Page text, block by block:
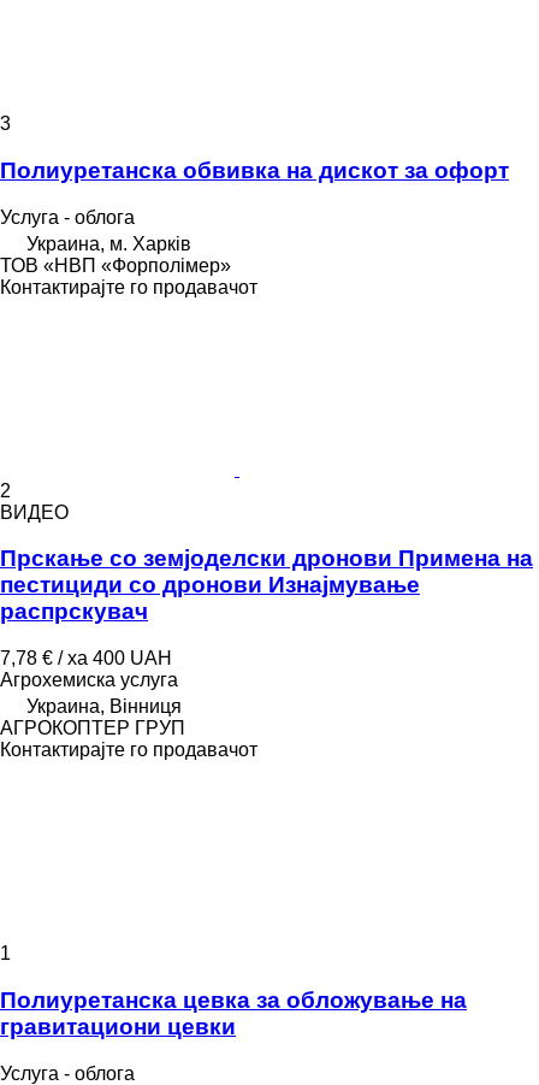
3
Полиуретанска обвивка на дискот за офорт
Услуга - облога
Украина, м. Харків
ТОВ «НВП «Форполімер»
Контактирајте го продавачот
2
ВИДЕО
Прскање со земјоделски дронови Примена на
пестициди со дронови Изнајмување
распрскувач
7,78 € / ха 400 UAH
Агрохемиска услуга
Украина, Вінниця
АГРОКОПТЕР ГРУП
Контактирајте го продавачот
1
Полиуретанска цевка за обложување на
гравитациони цевки
Услуга - облога